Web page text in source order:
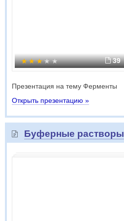
39
Презентация на тему Ферменты
Открыть презентацию »
Буферные растворы